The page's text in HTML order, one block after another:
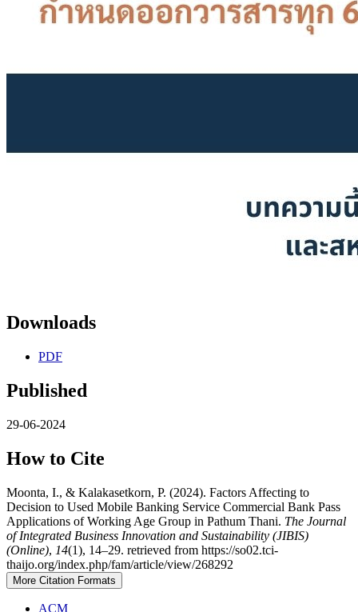
Downloads
PDF
Published
29-06-2024
How to Cite
Moonta, I., & Kalakasetkorn, P. (2024). Factors Affecting to
Decision to Used Mobile Banking Service Commercial Bank Pass
Applications of Working Age Group in Pathum Thani. The Journal
of Integrated Business Innovation and Sustainability (JIBIS)
(Online), 14(1), 14–29. retrieved from https://so02.tci-
thaijo.org/index.php/fam/article/view/268292
More Citation Formats
ACM